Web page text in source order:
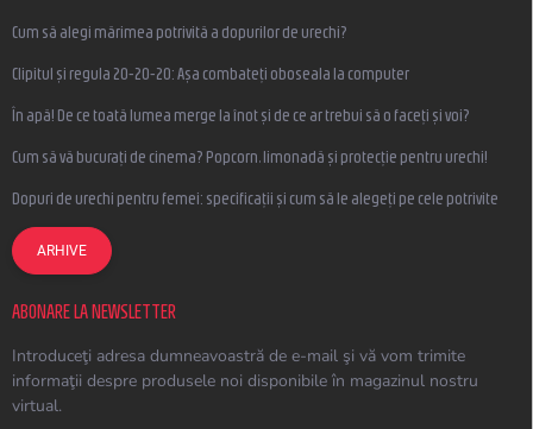
Cum să alegi mărimea potrivită a dopurilor de urechi?
Clipitul și regula 20-20-20: Așa combateți oboseala la computer
În apă! De ce toată lumea merge la înot și de ce ar trebui să o faceți și voi?
Cum să vă bucurați de cinema? Popcorn, limonadă și protecție pentru urechi!
Dopuri de urechi pentru femei: specificații și cum să le alegeți pe cele potrivite
ARHIVE
ABONARE LA NEWSLETTER
Introduceţi adresa dumneavoastră de e-mail şi vă vom trimite
informaţii despre produsele noi disponibile în magazinul nostru
virtual.